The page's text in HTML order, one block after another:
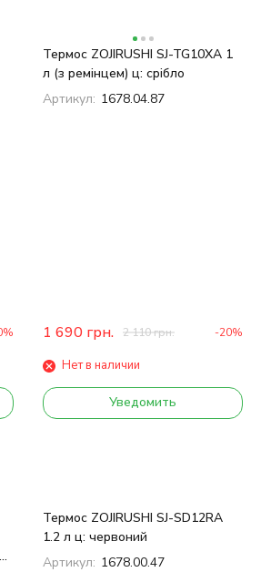
Термос ZOJIRUSHI SJ-TG10XA 1
л (з ремінцем) ц: срібло
Артикул: 1678.04.87
1 690 грн. 2 110грн. -20%
Нет в наличии
Уведомить
Термос ZOJIRUSHI SJ-SD12RA
1.2 л ц: червоний
Артикул: 1678.00.47